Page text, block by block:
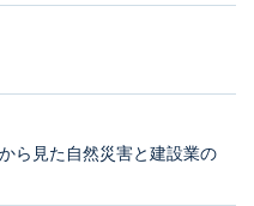
ら見た自然災害と建設業の